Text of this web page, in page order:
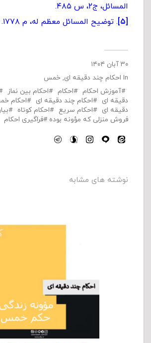
المسائل، ج۲، س ۴۸۵.
[۵]
. توضیح المسائل معظم له، م ۱۷۷۸.
۳۰ آبان ۱۴۰۴
In احکام چند دقیقه ای, خمس
آموزش احکام
احکام احکام بین نماز
دقیقه ای
احکام چند دقیقه ای احکام
دقیقه ای
احکام سریع احکام کوتاه
فروش منزلی که مؤونه بوده
فراگیری احکام
نوشته های مشابه